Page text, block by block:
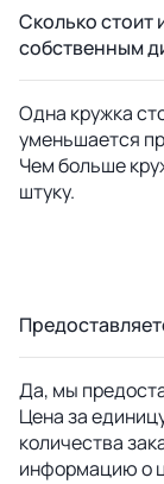
Сколько стоит
собственным
Одна кружка
уменьшается
Чем больше
штуку.
Да, мы
Цена за
количества
информацию о